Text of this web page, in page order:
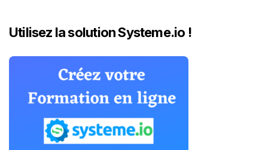
Utilisez la solution Systeme.io !